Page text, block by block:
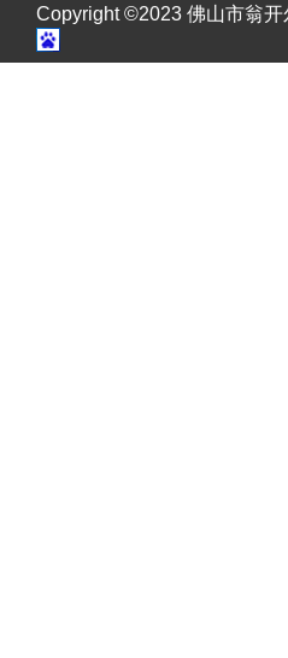
Copyright ©2023 佛山市翁